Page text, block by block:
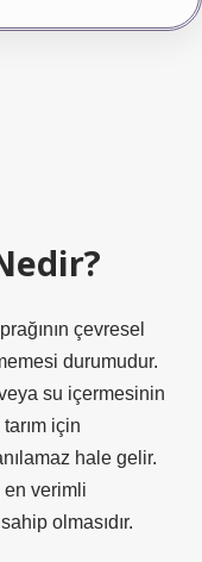
çevresel
durumudur.
su içermesinin
için
hale gelir.
en verimli
olmasıdır.